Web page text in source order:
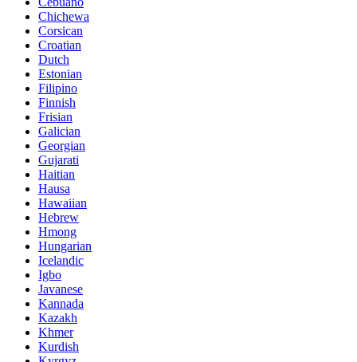
Chichewa
Corsican
Croatian
Dutch
Estonian
Filipino
Finnish
Frisian
Galician
Georgian
Gujarati
Haitian
Hausa
Hawaiian
Hebrew
Hmong
Hungarian
Icelandic
Igbo
Javanese
Kannada
Kazakh
Khmer
Kurdish